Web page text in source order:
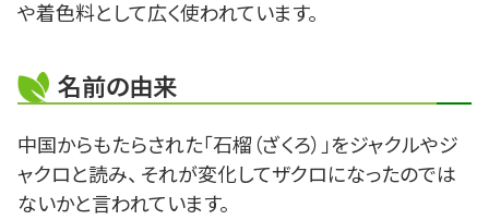
や着色料として広く使われています。
名前の由来
中国からもたらされた「石榴（ざくろ）」をジャクルやジ
ャクロと読み、 それが変化してザクロになったのでは
ないかと言われています。